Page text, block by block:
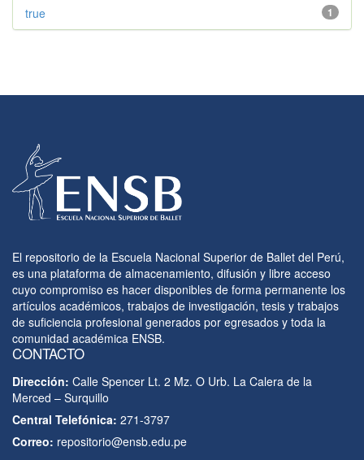
1
true
El repositorio de la Escuela Nacional Superior de Ballet del Perú,
es una plataforma de almacenamiento, difusión y libre acceso
cuyo compromiso es hacer disponibles de forma permanente los
artículos académicos, trabajos de investigación, tesis y trabajos
de suficiencia profesional generados por egresados y toda la
comunidad académica ENSB.
CONTACTO
Dirección: Calle Spencer Lt. 2 Mz. O Urb. La Calera de la
Merced – Surquillo
Central Telefónica: 271-3797
Correo: repositorio@ensb.edu.pe